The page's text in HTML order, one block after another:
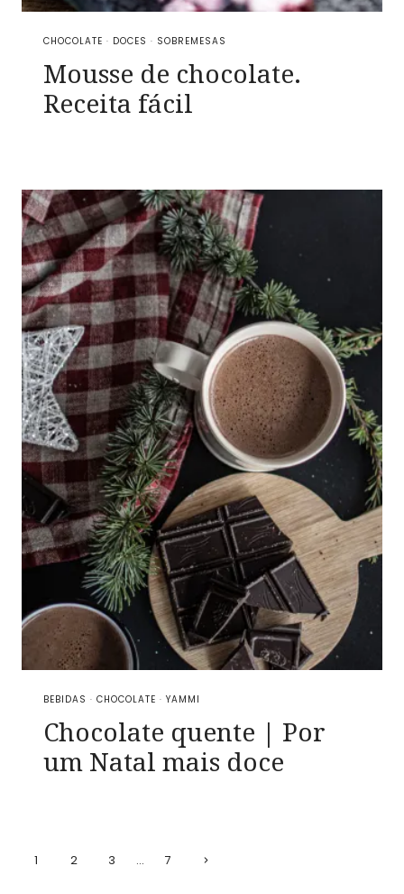
CHOCOLATE · DOCES · SOBREMESAS
Mousse de chocolate.
Receita fácil
BEBIDAS · CHOCOLATE · YAMMI
Chocolate quente | Por
um Natal mais doce
Page
1 2 3 … 7
Next